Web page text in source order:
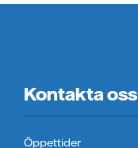
Kontakta oss
Öppettider